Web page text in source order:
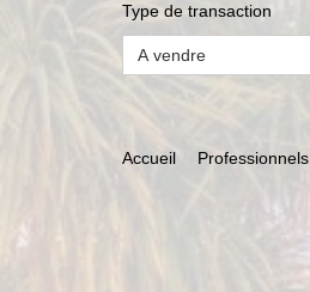
Type de transaction
A vendre
Accueil Professionnels